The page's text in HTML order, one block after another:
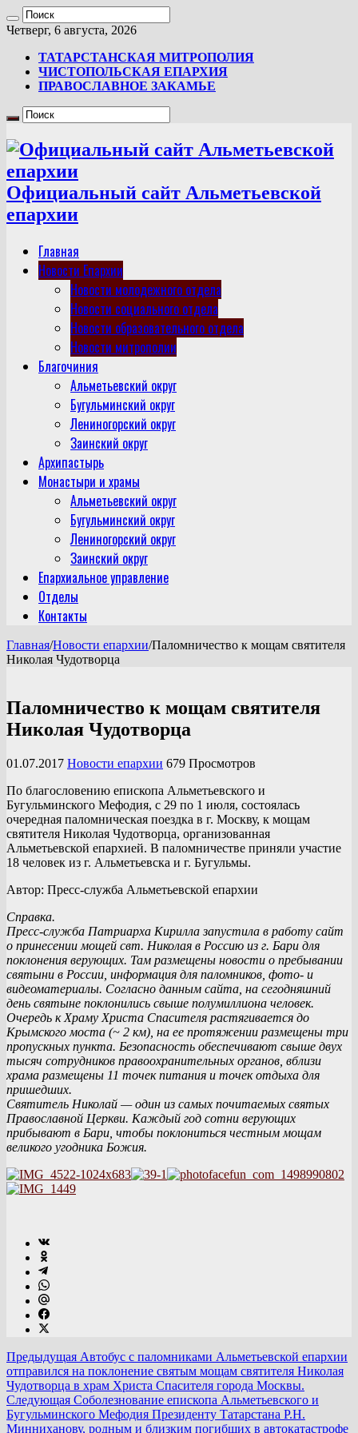
Четверг, 6 августа, 2026
ТАТАРСТАНСКАЯ МИТРОПОЛИЯ
ЧИСТОПОЛЬСКАЯ ЕПАРХИЯ
ПРАВОСЛАВНОЕ ЗАКАМЬЕ
Официальный сайт Альметьевской
епархии
Главная
Новости Епархии
Новости молодежного отдела
Новости социального отдела
Новости образовательного отдела
Новости митрополии
Благочиния
Альметьевский округ
Бугульминский округ
Лениногорский округ
Заинский округ
Архипастырь
Монастыри и храмы
Альметьевский округ
Бугульминский округ
Лениногорский округ
Заинский округ
Епархиальное управление
Отделы
Контакты
Главная/Новости епархии/Паломничество к мощам святителя
Николая Чудотворца
Паломничество к мощам святителя
Николая Чудотворца
01.07.2017 Новости епархии 679 Просмотров
По благословению епископа Альметьевского и
Бугульминского Мефодия, с 29 по 1 июля, состоялась
очередная паломническая поездка в г. Москву, к мощам
святителя Николая Чудотворца, организованная
Альметьевской епархией. В паломничестве приняли участие
18 человек из г. Альметьевска и г. Бугульмы.
Автор: Пресс-служба Альметьевской епархии
Справка.
Пресс-служба Патриарха Кирилла запустила в работу сайт
о принесении мощей свт. Николая в Россию из г. Бари для
поклонения верующих. Там размещены новости о пребывании
святыни в России, информация для паломников, фото- и
видеоматериалы. Согласно данным сайта, на сегодняшний
день святыне поклонились свыше полумиллиона человек.
Очередь к Храму Христа Спасителя растягивается до
Крымского моста (~ 2 км), на ее протяжении размещены три
пропускных пункта. Безопасность обеспечивают свыше двух
тысяч сотрудников правоохранительных органов, вблизи
храма размещены 11 точек питания и точек отдыха для
пришедших.
Святитель Николай — один из самых почитаемых святых
Православной Церкви. Каждый год сотни верующих
прибывают в Бари, чтобы поклониться честным мощам
великого угодника Божия.
Предыдущая Автобус с паломниками Альметьевской епархии
отправился на поклонение святым мощам святителя Николая
Чудотворца в храм Христа Спасителя города Москвы.
Следующая Соболезнование епископа Альметьевского и
Бугульминского Мефодия Президенту Татарстана Р.Н.
Минниханову, родным и близким погибших в автокатастрофе